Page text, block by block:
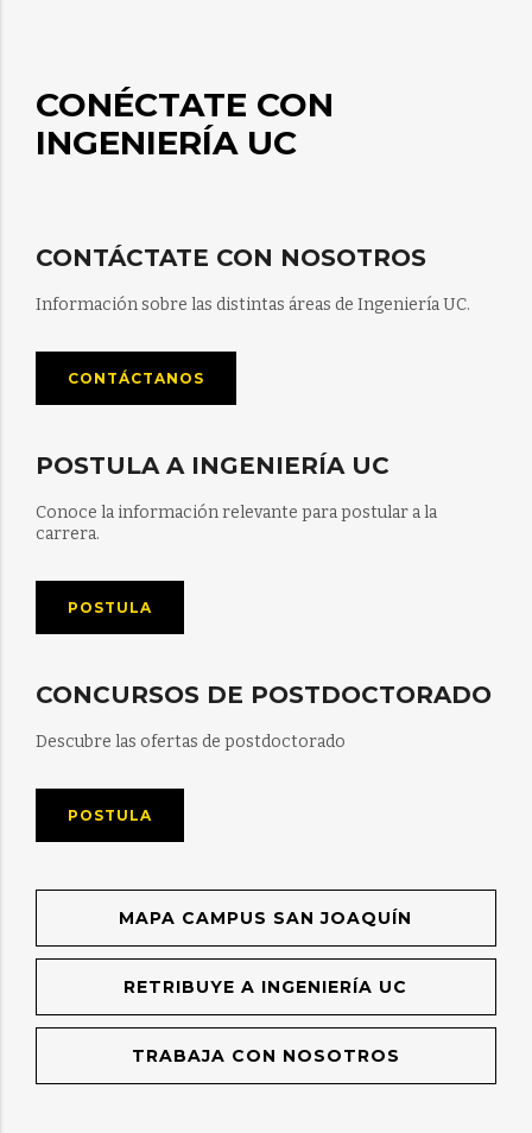
CONÉCTATE CON
INGENIERÍA UC
CONTÁCTATE CON NOSOTROS
Información sobre las distintas áreas de Ingeniería UC.
CONTÁCTANOS
POSTULA A INGENIERÍA UC
Conoce la información relevante para postular a la
carrera.
POSTULA
CONCURSOS DE POSTDOCTORADO
Descubre las ofertas de postdoctorado
POSTULA
MAPA CAMPUS SAN JOAQUÍN
RETRIBUYE A INGENIERÍA UC
TRABAJA CON NOSOTROS